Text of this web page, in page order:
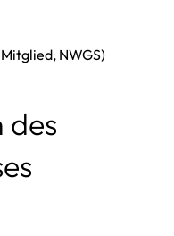
NWGS)
des